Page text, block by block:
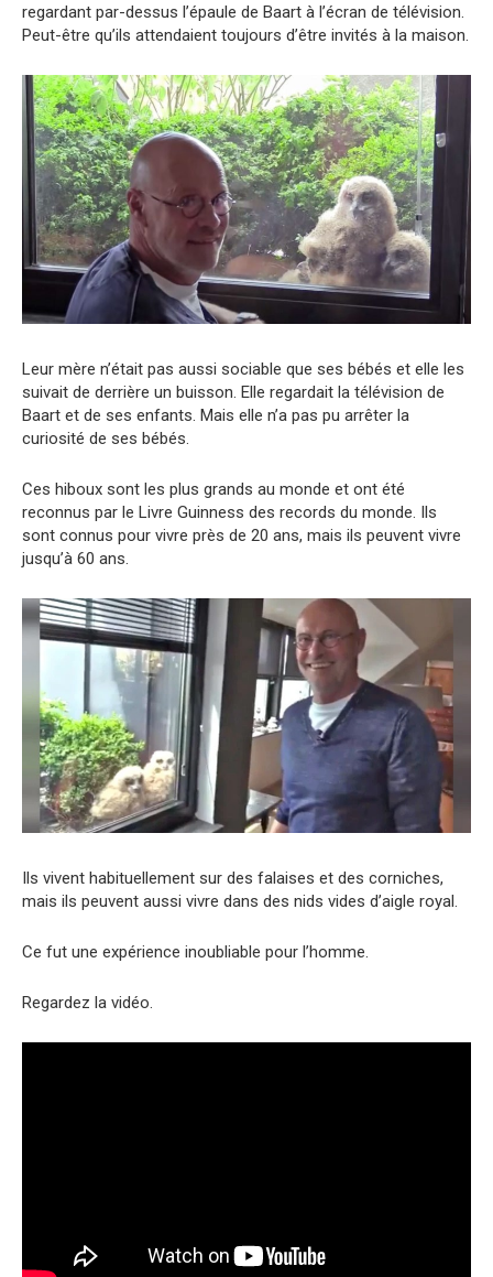
regardant par-dessus l’épaule de Baart à l’écran de télévision.
Peut-être qu’ils attendaient toujours d’être invités à la maison.
Leur mère n’était pas aussi sociable que ses bébés et elle les
suivait de derrière un buisson. Elle regardait la télévision de
Baart et de ses enfants. Mais elle n’a pas pu arrêter la
curiosité de ses bébés.
Ces hiboux sont les plus grands au monde et ont été
reconnus par le Livre Guinness des records du monde. Ils
sont connus pour vivre près de 20 ans, mais ils peuvent vivre
jusqu’à 60 ans.
Ils vivent habituellement sur des falaises et des corniches,
mais ils peuvent aussi vivre dans des nids vides d’aigle royal.
Ce fut une expérience inoubliable pour l’homme.
Regardez la vidéo.